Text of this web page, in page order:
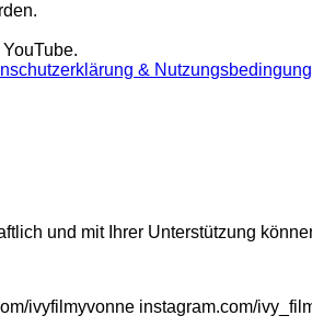
&
und mit Ihrer Unterstützung
ivyfilmyvonne instagram.com/